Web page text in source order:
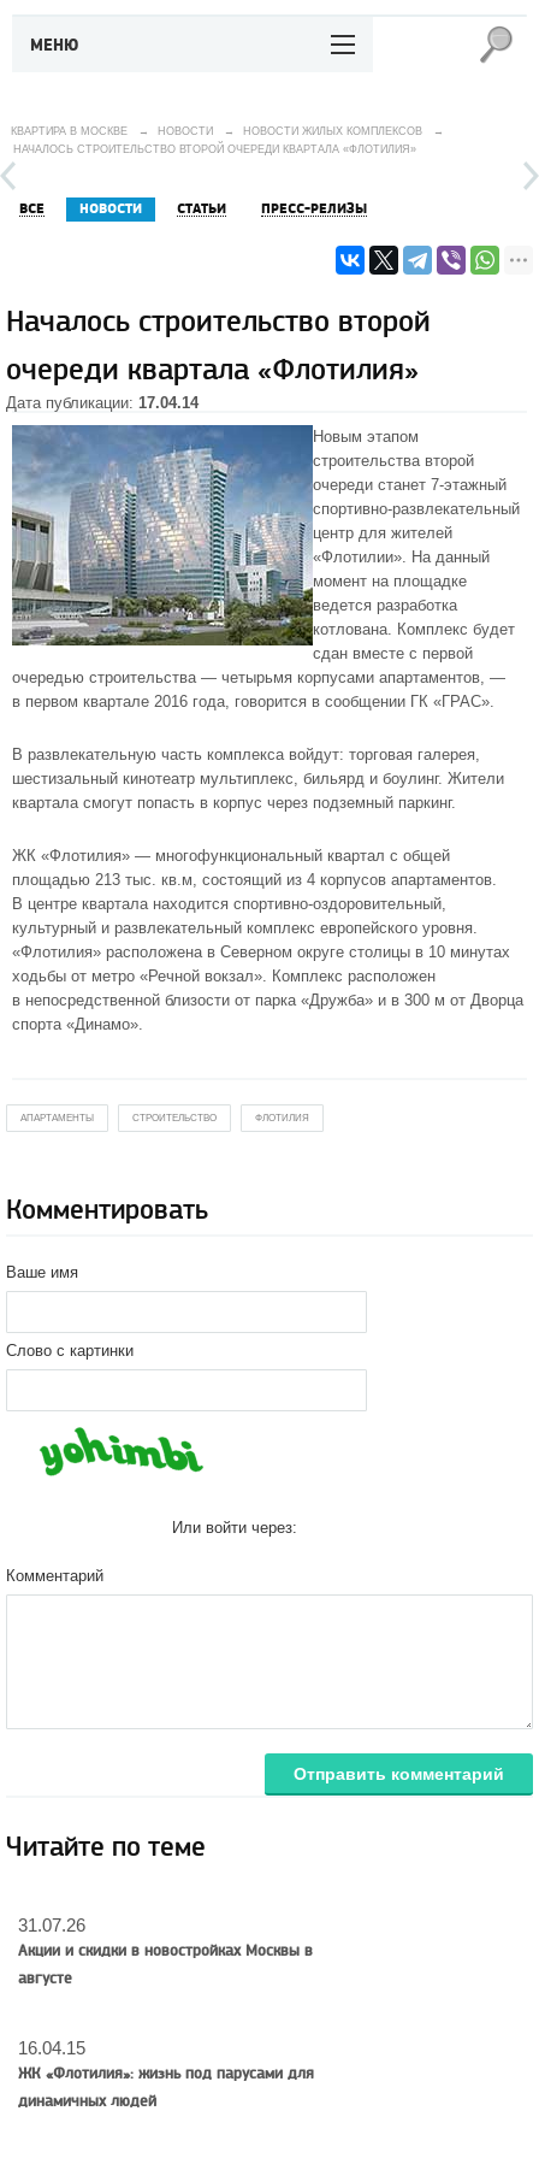
МЕНЮ
КВАРТИРА В МОСКВЕ → НОВОСТИ → НОВОСТИ ЖИЛЫХ КОМПЛЕКСОВ
→
НАЧАЛОСЬ СТРОИТЕЛЬСТВО ВТОРОЙ ОЧЕРЕДИ КВАРТАЛА «ФЛОТИЛИЯ»
ВСЕ НОВОСТИ СТАТЬИ ПРЕСС-РЕЛИЗЫ
Началось строительство второй
очереди квартала «Флотилия»
Дата публикации: 17.04.14
Новым этапом
строительства второй
очереди станет 7-этажный
спортивно-развлекательный
центр для жителей
«Флотилии». На данный
момент на площадке
ведется разработка
котлована. Комплекс будет
сдан вместе с первой
очередью строительства — четырьмя корпусами апартаментов, —
в первом квартале 2016 года, говорится в сообщении ГК «ГРАС».
В развлекательную часть комплекса войдут: торговая галерея,
шестизальный кинотеатр мультиплекс, бильярд и боулинг. Жители
квартала смогут попасть в корпус через подземный паркинг.
ЖК «Флотилия» — многофункциональный квартал с общей
площадью 213 тыс. кв.м, состоящий из 4 корпусов апартаментов.
В центре квартала находится спортивно-оздоровительный,
культурный и развлекательный комплекс европейского уровня.
«Флотилия» расположена в Северном округе столицы в 10 минутах
ходьбы от метро «Речной вокзал». Комплекс расположен
в непосредственной близости от парка «Дружба» и в 300 м от Дворца
спорта «Динамо».
АПАРТАМЕНТЫ СТРОИТЕЛЬСТВО ФЛОТИЛИЯ
Комментировать
Ваше имя
Слово с картинки
Или войти через:
Комментарий
Отправить комментарий
Читайте по теме
31.07.26
Акции и скидки в новостройках Москвы в
августе
16.04.15
ЖК «Флотилия»: жизнь под парусами для
динамичных людей